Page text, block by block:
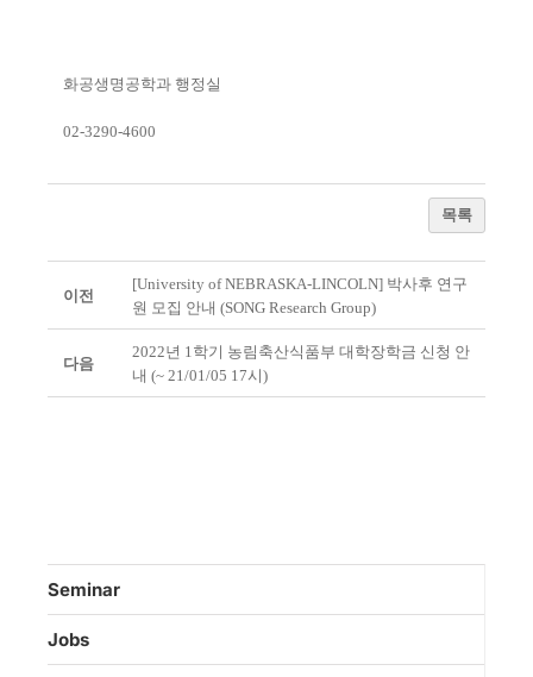
화공생명공학과 행정실
02-3290-4600
목록
이전
[University of NEBRASKA-LINCOLN] 박사후 연구
원 모집 안내 (SONG Research Group)
다음
2022년 1학기 농림축산식품부 대학장학금 신청 안
내 (~ 21/01/05 17시)
Seminar
Jobs